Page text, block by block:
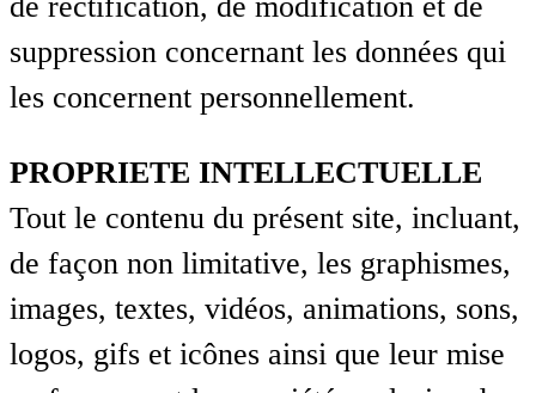
suppression concernant les données qui
les concernent personnellement.
PROPRIETE INTELLECTUELLE
Tout le contenu du présent site, incluant,
de façon non limitative, les graphismes,
images, textes, vidéos, animations, sons,
logos, gifs et icônes ainsi que leur mise